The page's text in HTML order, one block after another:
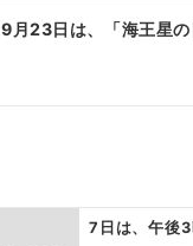
9月23日は、「海王星
7日は、午後